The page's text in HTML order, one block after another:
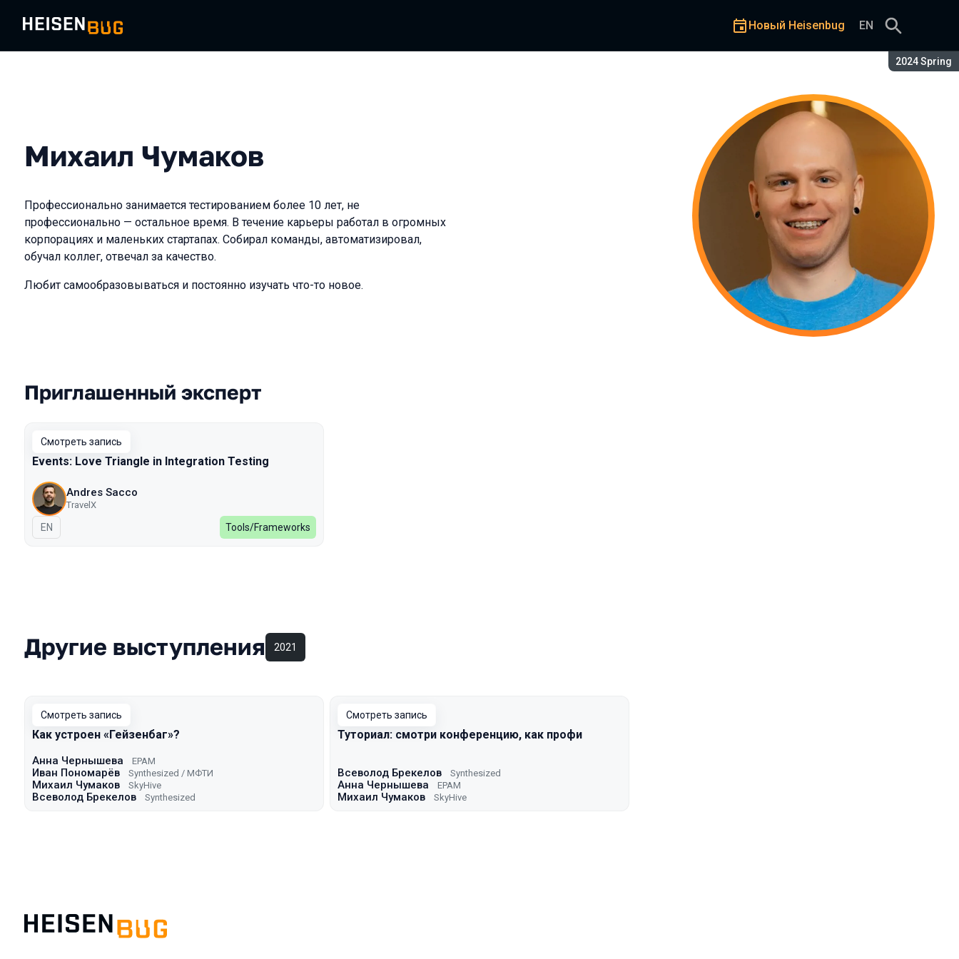
Сезон:
2024 Spring
Новый Heisenbug EN
Михаил Чумаков
Профессионально занимается тестированием более 10 лет, не
профессионально — остальное время. В течение карьеры работал в огромных
корпорациях и маленьких стартапах. Собирал команды, автоматизировал,
обучал коллег, отвечал за качество.
Любит самообразовываться и постоянно изучать что-то новое.
Выступления в сезоне 2024 Spring
Приглашенный эксперт
Смотреть запись
Events: Love Triangle in Integration Testing
Andres Sacco
TravelX
На английском языке
EN Tools/Frameworks
Другие выступления 2021
Смотреть запись
Как устроен «Гейзенбаг»?
Анна Чернышева EPAM
Иван Пономарёв Synthesized / МФТИ
Михаил Чумаков SkyHive
Всеволод Брекелов Synthesized
Смотреть запись
Туториал: смотри конференцию, как профи
Всеволод Брекелов Synthesized
Анна Чернышева EPAM
Михаил Чумаков SkyHive